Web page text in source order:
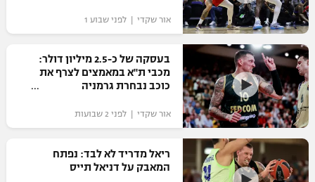
"מחצית בשכונה" – פודקאסט
משתתפים וזוכים בפרסים
תקנון משתתפים וזוכים בפרסים
תקנון עבור פעילות אלקטרה
תקנון עבור פעילות ספורט 1 – "מרלן"
טניס
גיימינג E-Sports
אופניים
ספורט מוטורי
כדורמים
פוטבול אמריקאי NFL
בייסבול MLB
אור שקדי | לפני שבוע 1
בעסקה של כ-2.5 מיליון דולר:
מכבי ת"א במאמצים לצרף את
כוכב נבחרת גרמניה
אור שקדי | לפני 2 שבועות
ריאל מדריד לא לבד: נפתח
המאבק על דניאל תייס